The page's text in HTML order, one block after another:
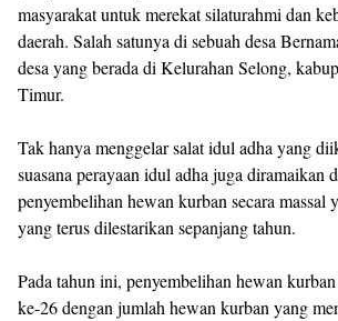
masyarakat untuk merekat silaturahmi dan
daerah. Salah satunya di sebuah desa
desa yang berada di Kelurahan Selong,
Timur.
Tak hanya menggelar salat idul adha yang
suasana perayaan idul adha juga diramaikan
penyembelihan hewan kurban secara massal
yang terus dilestarikan sepanjang tahun.
Pada tahun ini, penyembelihan hewan
ke-26 dengan jumlah hewan kurban yang